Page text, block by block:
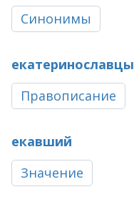
Синонимы
екатеринославцы
Правописание
екавший
Значение